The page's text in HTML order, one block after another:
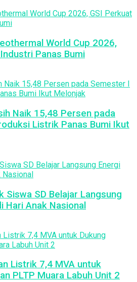
World Cup 2026,
Panas Bumi
Naik 15,48 Persen pada
Listrik Panas Bumi Ikut
Siswa SD Belajar Langsung
Hari Anak Nasional
Listrik 7,4 MVA untuk
PLTP Muara Labuh Unit 2